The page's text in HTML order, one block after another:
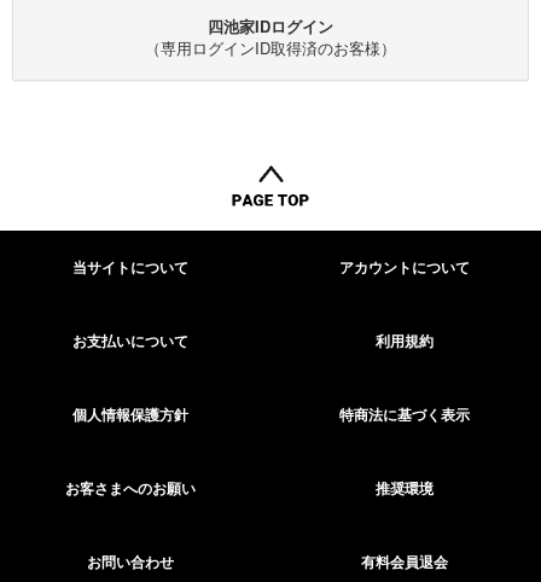
四池家IDログイン
（専用ログインID取得済のお客様）
当サイトについて アカウントについて
お支払いについて 利用規約
個人情報保護方針 特商法に基づく表示
お客さまへのお願い 推奨環境
お問い合わせ 有料会員退会